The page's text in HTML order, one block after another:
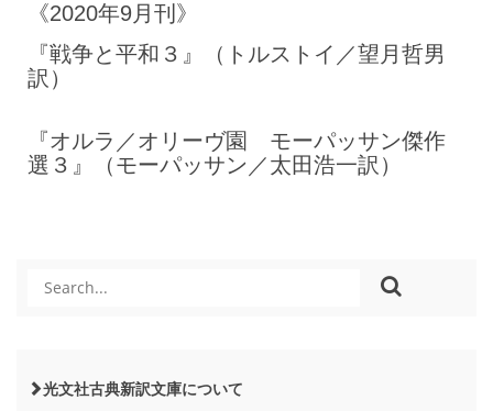
《2020年9月刊》
『戦争と平和３』（トルストイ／望月哲男
訳）
『オルラ／オリーヴ園 モーパッサン傑作
選３』（モーパッサン／太田浩一訳）
光文社古典新訳文庫について